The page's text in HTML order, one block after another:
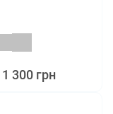
1 300 грн